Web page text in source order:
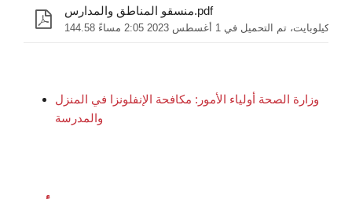
منسقو المناطق والمدارس.pdf
144.58 كيلوبايت، تم التحميل في 1 أغسطس 2023 2:05 مساءً
وزارة الصحة أولياء الأمور: مكافحة الإنفلونزا في المنزل